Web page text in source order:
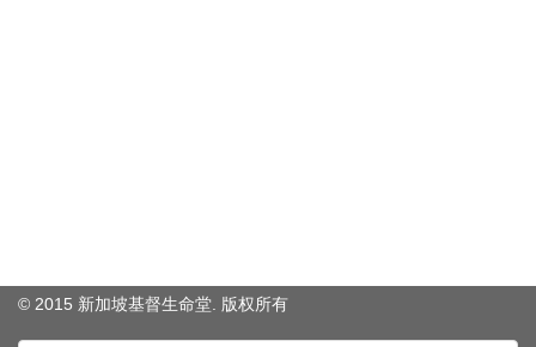
© 2015 新加坡基督生命堂. 版权所有